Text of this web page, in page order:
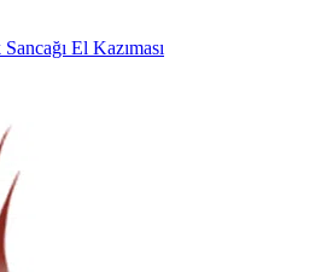
El Kazıması